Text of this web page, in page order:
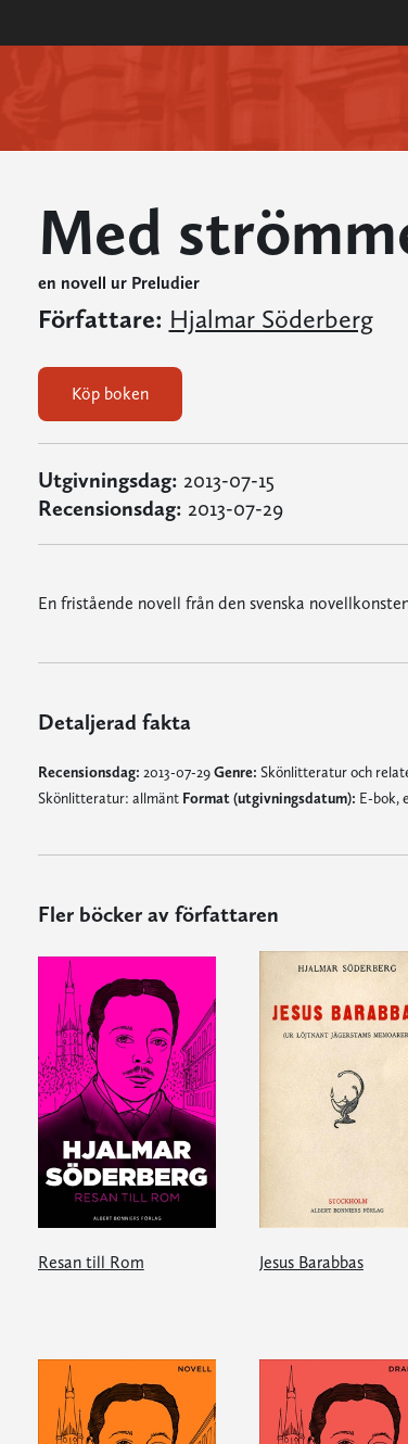
Med
en novell ur Preludier
Författare: Hjalmar Söderberg
Köp boken
Utgivningsdag: 2013-07-15
Recensionsdag: 2013-07-29
En fristående novell från den svenska
Detaljerad fakta
Recensionsdag: 2013-07-29Genre: Skönlitteratur och
Skönlitteratur: allmänt Format (utgivningsdatum): E-bok,
Fler böcker av författaren
Resan till Rom Jesus Barabbas